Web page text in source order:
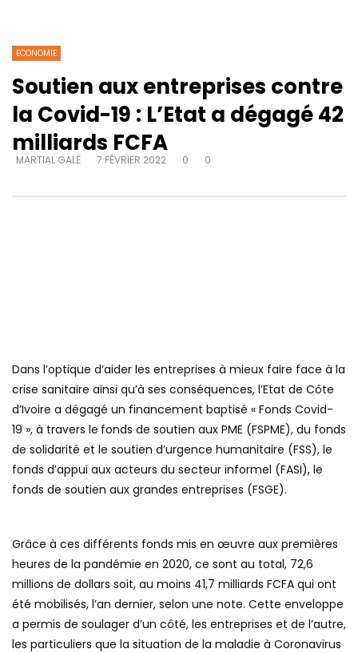
ECONOMIE
Soutien aux entreprises contre
la Covid-19 : L’Etat a dégagé 42
milliards FCFA
MARTIAL GALÉ 7 FÉVRIER 2022 0 0
Dans l’optique d’aider les entreprises à mieux faire face à la
crise sanitaire ainsi qu’à ses conséquences, l’Etat de Côte
d’Ivoire a dégagé un financement baptisé « Fonds Covid-
19 », à travers le fonds de soutien aux PME (FSPME), du fonds
de solidarité et le soutien d’urgence humanitaire (FSS), le
fonds d’appui aux acteurs du secteur informel (FASI), le
fonds de soutien aux grandes entreprises (FSGE).
Grâce à ces différents fonds mis en œuvre aux premières
heures de la pandémie en 2020, ce sont au total, 72,6
millions de dollars soit, au moins 41,7 milliards FCFA qui ont
été mobilisés, l’an dernier, selon une note. Cette enveloppe
a permis de soulager d’un côté, les entreprises et de l’autre,
les particuliers que la situation de la maladie à Coronavirus